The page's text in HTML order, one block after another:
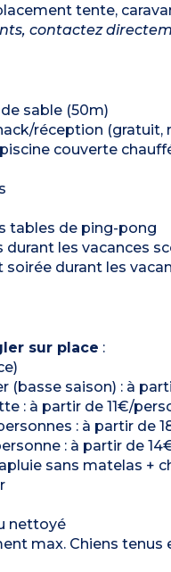
tente,
contactez
sable (50m)
réception (gratuit,
couverte
tables de ping-pong
durant les vacances
durant les
sur place :
(basse saison) : à
: à partir de 11€/
: à partir de
: à partir de
sans matelas +
nettoyé
max. Chiens